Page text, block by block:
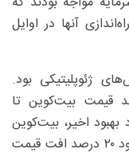
آنها در اوایل
ژئوپلیتیکی بود.
قیمت بیت‌کوین تا
بهبود اخیر، بیت‌کوین
همچنان در مقایسه با یک ماه گذشته، حدود ۲۰ درصد افت قیمت